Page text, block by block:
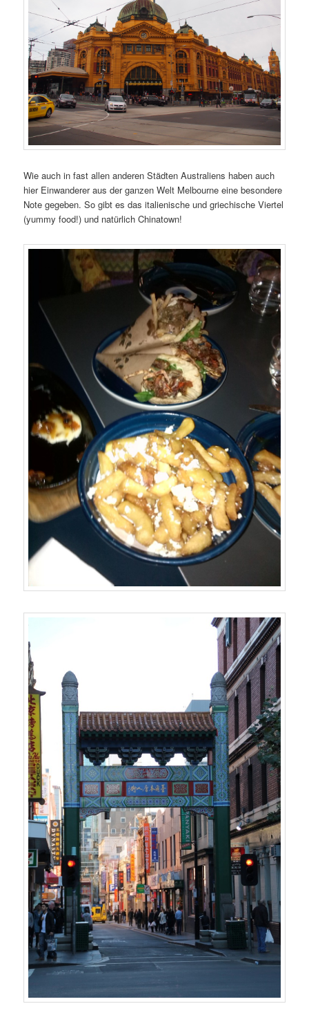
Wie auch in fast allen anderen Städten Australiens haben auch
hier Einwanderer aus der ganzen Welt Melbourne eine besondere
Note gegeben. So gibt es das italienische und griechische Viertel
(yummy food!) und natürlich Chinatown!